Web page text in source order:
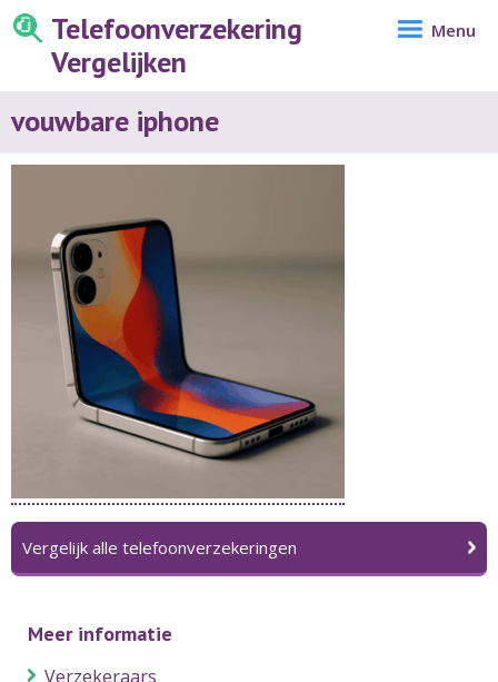
Telefoonverzekering
Vergelijken
Menu
vouwbare iphone
Vergelijk alle telefoonverzekeringen
Meer informatie
Verzekeraars